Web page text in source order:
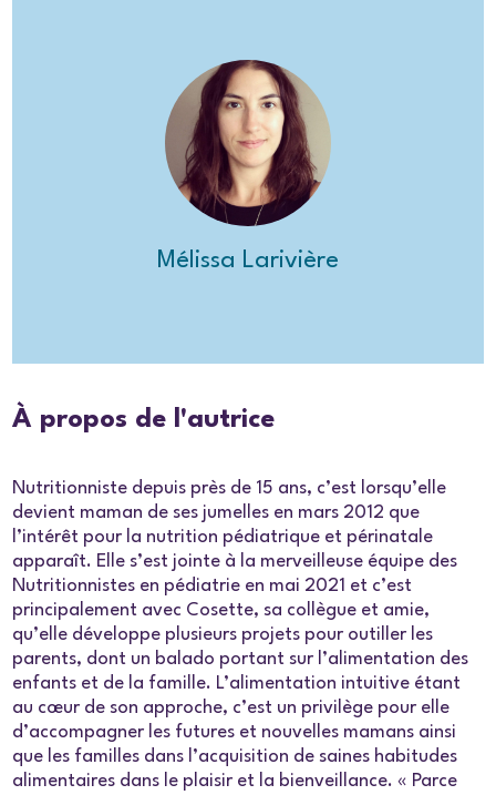
Mélissa Larivière
À propos de l'autrice
Nutritionniste depuis près de 15 ans, c’est lorsqu’elle
devient maman de ses jumelles en mars 2012 que
l’intérêt pour la nutrition pédiatrique et périnatale
apparaît. Elle s’est jointe à la merveilleuse équipe des
Nutritionnistes en pédiatrie en mai 2021 et c’est
principalement avec Cosette, sa collègue et amie,
qu’elle développe plusieurs projets pour outiller les
parents, dont un balado portant sur l’alimentation des
enfants et de la famille. L’alimentation intuitive étant
au cœur de son approche, c’est un privilège pour elle
d’accompagner les futures et nouvelles mamans ainsi
que les familles dans l’acquisition de saines habitudes
alimentaires dans le plaisir et la bienveillance. « Parce